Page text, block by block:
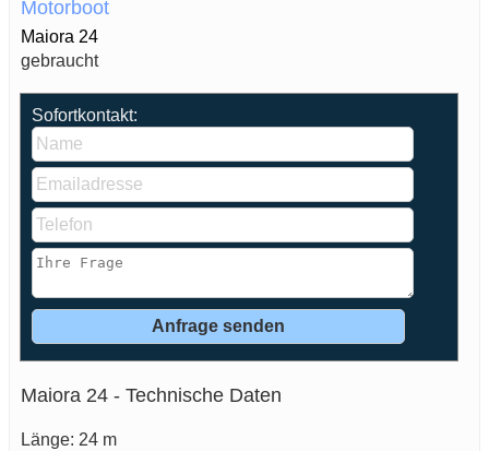
Motorboot
Maiora 24
gebraucht
Sofortkontakt:
Maiora 24 - Technische Daten
Länge: 24 m